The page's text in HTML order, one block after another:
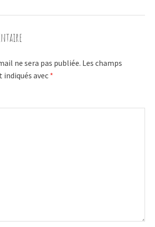
ne sera pas publiée. Les champs
avec *